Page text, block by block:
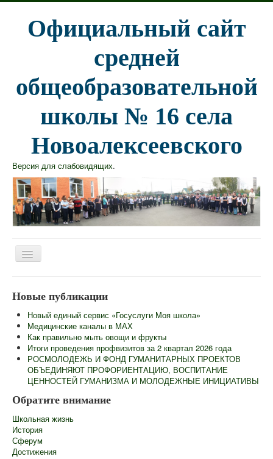
Официальный сайт
средней
общеобразовательной
школы № 16 села
Новоалексеевского
Версия для слабовидящих.
Сведения об образовательной организации
Информационная безопасность
Новости
Контакты
Центр "Точка Роста"
Педагогам
Ученикам
Родителям
Новые публикации
Новый единый сервис «Госуслуги Моя школа»
Медицинские каналы в МАХ
Как правильно мыть овощи и фрукты
Итоги проведения профвизитов за 2 квартал 2026 года
РОСМОЛОДЕЖЬ И ФОНД ГУМАНИТАРНЫХ ПРОЕКТОВ
ОБЪЕДИНЯЮТ ПРОФОРИЕНТАЦИЮ, ВОСПИТАНИЕ
ЦЕННОСТЕЙ ГУМАНИЗМА И МОЛОДЕЖНЫЕ ИНИЦИАТИВЫ
Обратите внимание
Школьная жизнь
История
Сферум
Достижения